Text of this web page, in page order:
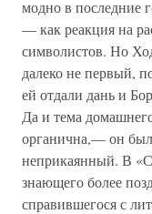
модно в последние
— как реакция на
символистов. Но
далеко не первый,
ей отдали дань и
Да и тема
органична,— он
неприкаянный. В
знающего более
справившегося с